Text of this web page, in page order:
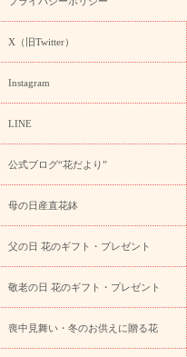
全てのギフト一覧
キャン
ャンペーン
日フラワーギフト特集
誕生
ユリ トルコキキョウ
花(リンドウ)
誕生日セット
生日なんです」キャンペーン
当日配達特急便
お祝い商品
築・引っ越し祝い
退院祝い・快気祝い
還暦
トのお祝いフラワー
お供え・お悔やみの花
に贈る花
お供え お花とセッ
祝い返し お見舞い
お取り
観葉植物
ミディ胡蝶蘭
探す
アレンジメント
X（旧Twitter）
Instagram
LINE
公式ブログ“花だより”
母の日産直花鉢
父の日 花のギフト・プレゼント
敬老の日 花のギフト・プレゼント
喪中見舞い・冬のお供えに贈る花